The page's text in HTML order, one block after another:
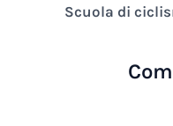
Scuola di